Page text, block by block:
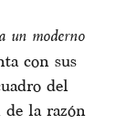
un moderno
con sus
del
la razón